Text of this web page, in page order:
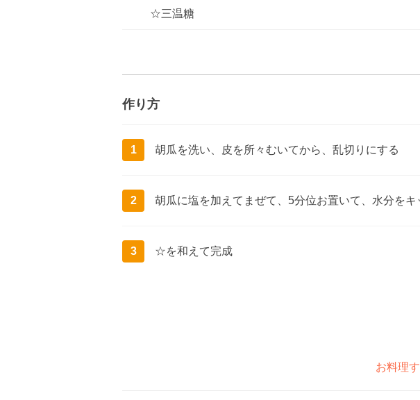
☆三温糖
作り方
1 胡瓜を洗い、皮を所々むいてから、乱切りにする
2 胡瓜に塩を加えてまぜて、5分位お置いて、水分をキ
3 ☆を和えて完成
お料理